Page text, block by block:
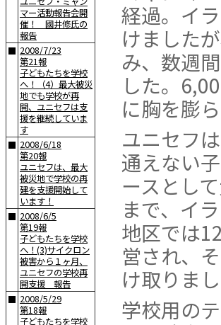
マー活動報告会開
催！ 國井修氏の
報告
■ 2008/7/23
第21報
子どもたちを学校
へ！（4）最大被災
地でも学校が再
開、ユニセフは支
援を継続していま
す
■ 2008/6/18
第20報
ユニセフは、最大
被災地で学校の再
建を支援開始して
います！
■ 2008/6/5
第19報
子どもたちを学校
へ！(3)サイクロン
被害から１ヶ月、
ユニセフの学校再
開支援 報告
■ 2008/5/29
第18報
子どもたちを学校
経過。イ
けました
み、数週
した。
に胸を膨
ユニセフ
通えない
ースとし
まで、イ
地区では
営され、
け取りまし
学校用の